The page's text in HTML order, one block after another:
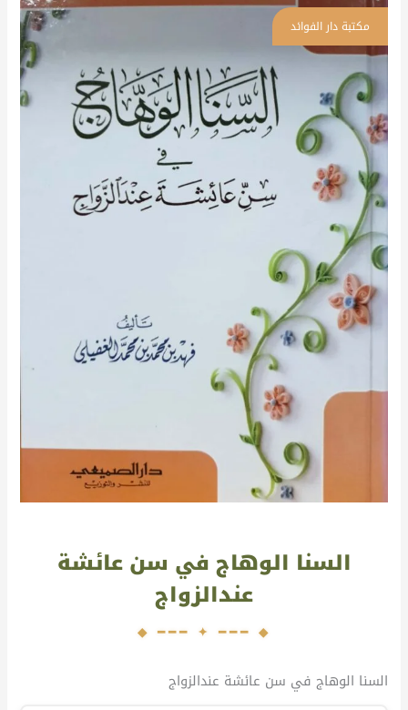
السنا الوهاج في سن عائشة
عندالزواج
السنا الوهاج في سن عائشة عندالزواج
الوهاج
سن
عائشة
عندالزواج